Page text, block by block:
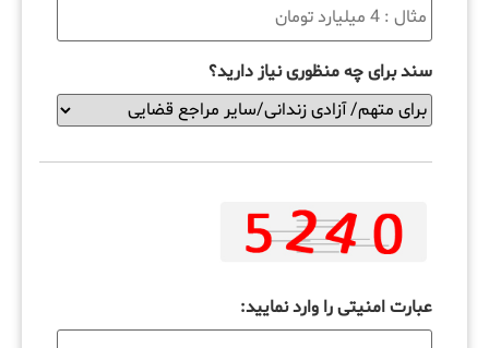
سند برای چه منظوری نیاز دارید؟
عبارت امنیتی را وارد نمایید: